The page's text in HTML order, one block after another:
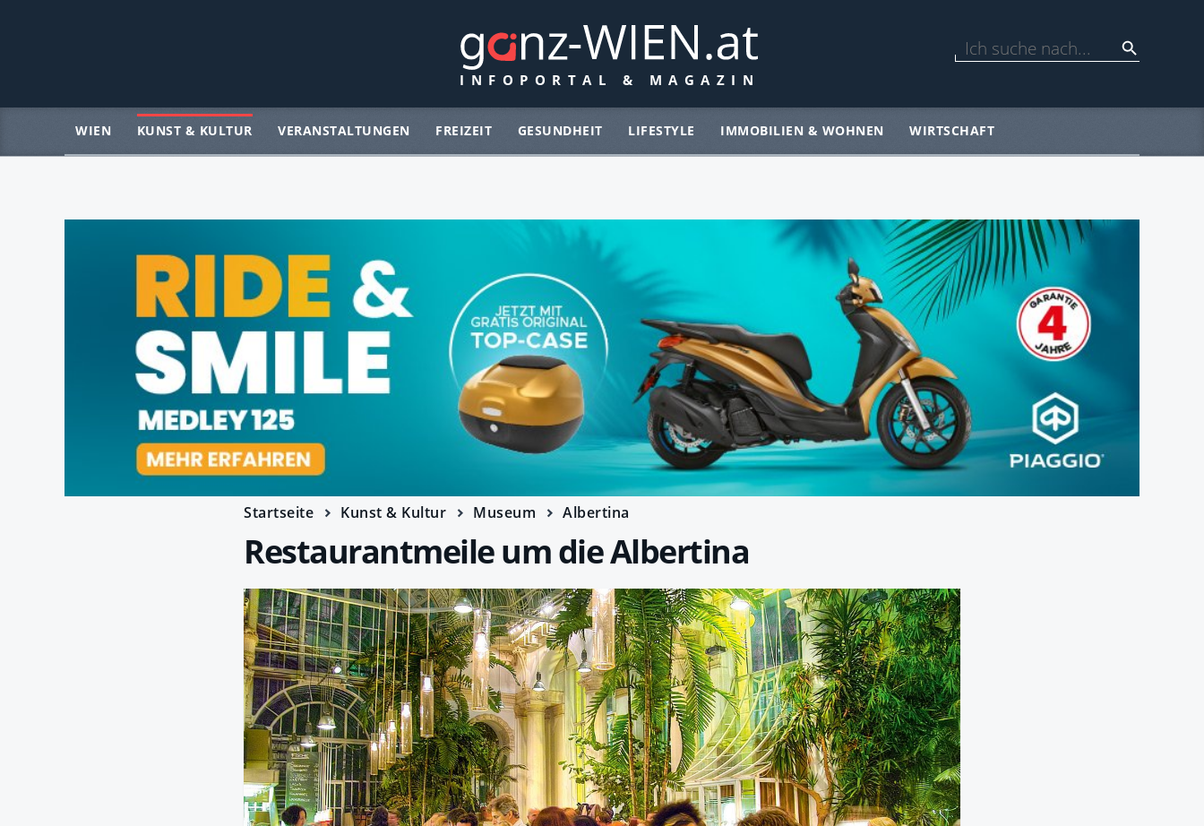
WIEN KUNST & KULTUR VERANSTALTUNGEN FREIZEIT GESUNDHEIT LIFESTYLE IMMOBILIEN & WOHNEN WIRTSCHAFT
Startseite Kunst & Kultur Museum Albertina
Restaurantmeile um die Albertina